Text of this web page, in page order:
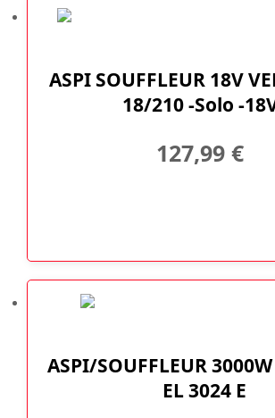
ASPI SOUFFLEUR 18V
18/210 -Solo -
127,99 €
ASPI/SOUFFLEUR 3000W
EL 3024 E